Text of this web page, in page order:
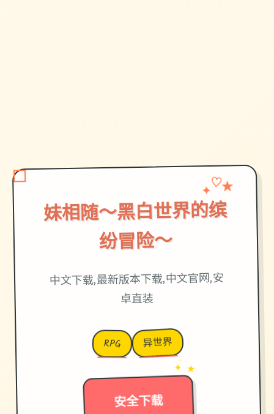
妹相随～黑白世界的缤
纷冒险～
✦♡★
中文下载,最新版本下载,中文官网,安
卓直装
RPG 异世界
安全下载
→
✦ ★